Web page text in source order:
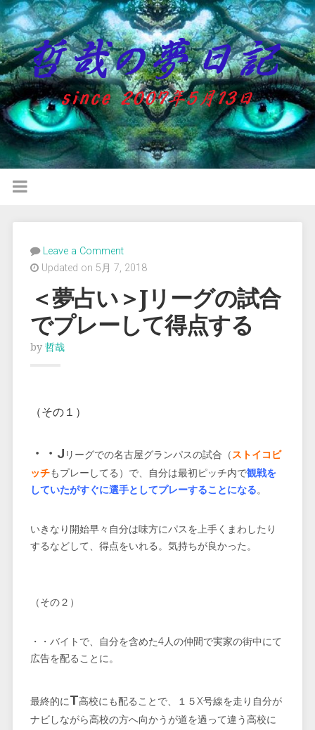
Leave a Comment
Updated on 5月 7, 2018
＜夢占い＞Jリーグの試合
でプレーして得点する
by 哲哉
（その１）
・・J リーグでの名古屋グランパスの試合（ストイコビ
ッチもプレーしてる）で、自分は最初ピッチ内で観戦を
していたがすぐに選手としてプレーすることになる。
いきなり開始早々自分は味方にパスを上手くまわしたり
するなどして、得点をいれる。気持ちが良かった。
（その２）
・・バイトで、自分を含めた4人の仲間で実家の街中にて
広告を配ることに。
最終的にT高校にも配ることで、１５X号線を走り自分が
ナビしながら高校の方へ向かうが道を過って違う高校に